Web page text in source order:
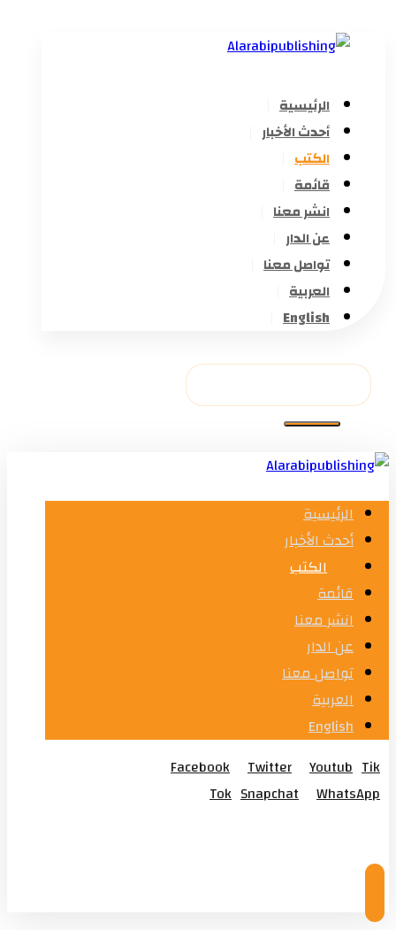
الرئيسية
أحدث الأخبار
الكتب
قائمة
انشر معنا
عن الدار
تواصل معنا
العربية
English
الرئيسية
أحدث الأخبار
الكتب
قائمة
انشر معنا
عن الدار
تواصل معنا
العربية
English
Facebook
Twitter Youtub Tik
Tok Snapchat
WhatsApp